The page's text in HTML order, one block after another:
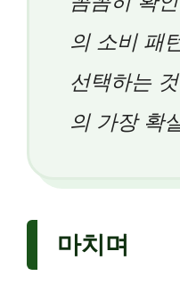
의 소비 패
선택하는
의 가장 확
마치며